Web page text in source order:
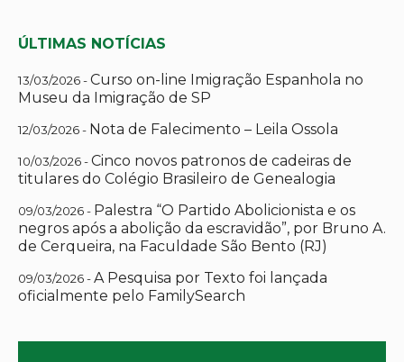
ÚLTIMAS NOTÍCIAS
13/03/2026 -Curso on-line Imigração Espanhola no
Museu da Imigração de SP
12/03/2026 - Nota de Falecimento – Leila Ossola
10/03/2026 -Cinco novos patronos de cadeiras de
titulares do Colégio Brasileiro de Genealogia
09/03/2026 - Palestra “O Partido Abolicionista e os
negros após a abolição da escravidão”, por Bruno A.
de Cerqueira, na Faculdade São Bento (RJ)
09/03/2026 -A Pesquisa por Texto foi lançada
oficialmente pelo FamilySearch